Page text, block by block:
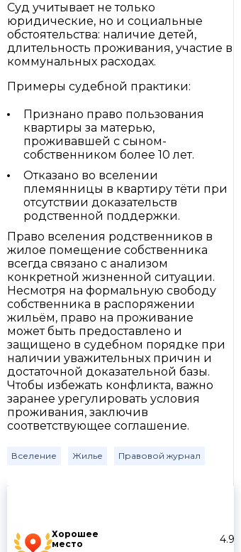
Хорошее
место
4.9
Суд учитывает не только
юридические, но и социальные
обстоятельства: наличие детей,
длительность проживания, участие в
коммунальных расходах.
Примеры судебной практики:
Признано право пользования
квартиры за матерью,
проживавшей с сыном-
собственником более 10 лет.
Отказано во вселении
племянницы в квартиру тёти при
отсутствии доказательств
родственной поддержки.
Право вселения родственников в
жилое помещение собственника
всегда связано с анализом
конкретной жизненной ситуации.
Несмотря на формальную свободу
собственника в распоряжении
жильём, право на проживание
может быть предоставлено и
защищено в судебном порядке при
наличии уважительных причин и
достаточной доказательной базы.
Чтобы избежать конфликта, важно
заранее урегулировать условия
проживания, заключив
соответствующее соглашение.
Вселение Жилье Правовой журнал